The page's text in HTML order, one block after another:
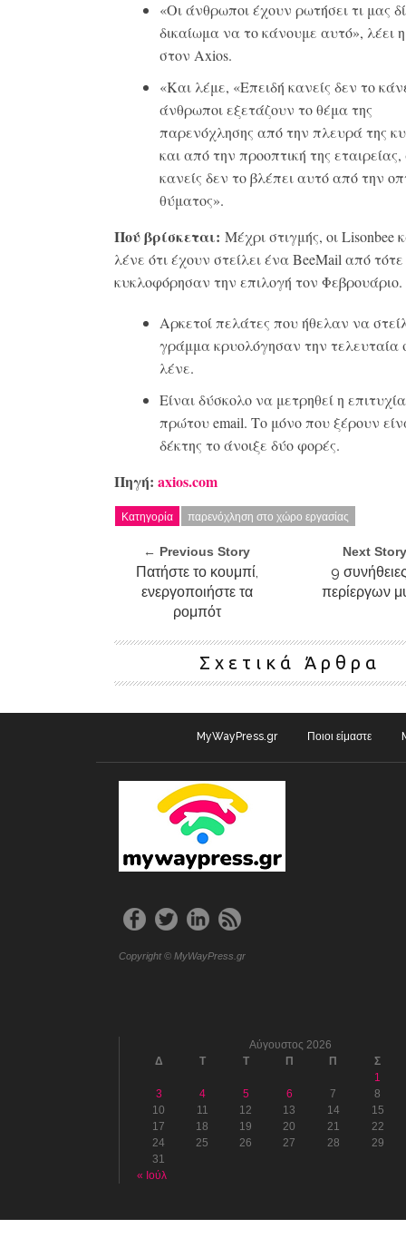
«Οι άνθρωποι έχουν ρωτήσει τι μας
δικαίωμα να το κάνουμε αυτό», λέει
στον Axios.
«Και λέμε, «Επειδή κανείς δεν το
άνθρωποι εξετάζουν το θέμα της
παρενόχλησης από την πλευρά της
και από την προοπτική της
κανείς δεν το βλέπει αυτό από την
θύματος».
Πού βρίσκεται: Μέχρι στιγμής, οι Lisonbee
λένε ότι έχουν στείλει ένα BeeMail από
κυκλοφόρησαν την επιλογή τον Φεβρουάριο.
Αρκετοί πελάτες που ήθελαν να
γράμμα κρυολόγησαν την τελευταία
λένε.
Είναι δύσκολο να μετρηθεί η
πρώτου email. Το μόνο που ξέρουν
δέκτης το άνοιξε δύο φορές.
Πηγή: axios.com
Κατηγορία παρενόχληση στο χώρο εργασίας
← Previous Story
Πατήστε το κουμπί,
ενεργοποιήστε τα
ρομπότ
Next
9
περίεργων
Σχετικά Άρθρα
MyWayPress.gr Ποιοι είμαστε
Copyright © MyWayPress.gr
Αύγουστος 2026
Δ
Τ Τ Π Π
Σ
1
3
4 5 6 7
8
10
11 12 13 14
15
17
18 19 20 21
22
24
25 26 27 28
29
31
« Ιούλ